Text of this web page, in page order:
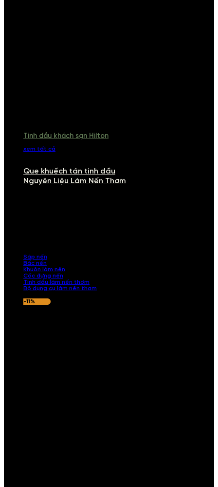
Tinh dầu khách sạn Hilton
xem tất cả
Que khuếch tán tinh dầu
Nguyên Liệu Làm Nến Thơm
Sáp nến
Bấc nến
Khuôn làm nến
Cốc đựng nến
Tinh dầu làm nến thơm
Bộ dụng cụ làm nến thơm
-11%